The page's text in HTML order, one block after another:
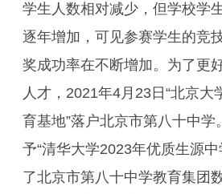
学生人数相对减少，但学校学
逐年增加，可见参赛学生的竞
奖成功率在不断增加。为了更
人才，2021年4月23日“北京大
育基地”落户北京市第八十中学
予“清华大学2023年优质生源
了北京市第八十中学教育集团